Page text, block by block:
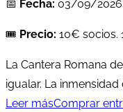
📅 Fecha: 03/09/2026
🎟️ Precio: 10€ socios.
La Cantera Romana
igualar. La
Leer másComprar